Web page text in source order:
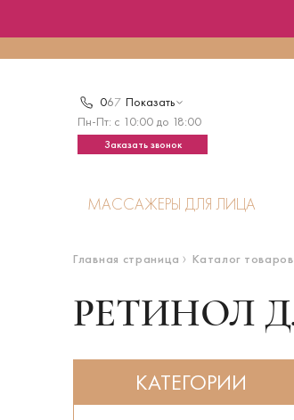
067 Показать
Пн-Пт: с 10:00 до 18:00
Заказать звонок
МАССАЖЕРЫ ДЛЯ ЛИЦА
Главная страница Каталог товаров
РЕТИНОЛ
КАТЕГОРИИ